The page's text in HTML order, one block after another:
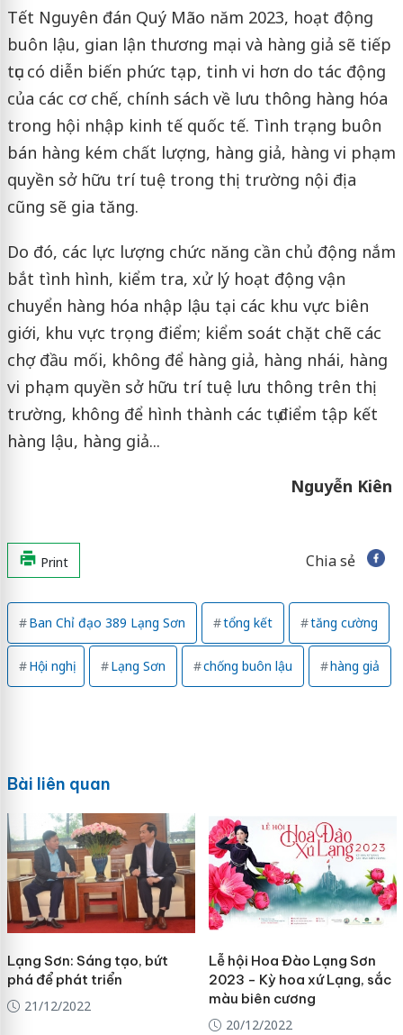
Tết Nguyên đán Quý Mão năm 2023, hoạt động
buôn lậu, gian lận thương mại và hàng giả sẽ tiếp
tục có diễn biến phức tạp, tinh vi hơn do tác động
của các cơ chế, chính sách về lưu thông hàng hóa
trong hội nhập kinh tế quốc tế. Tình trạng buôn
bán hàng kém chất lượng, hàng giả, hàng vi phạm
quyền sở hữu trí tuệ trong thị trường nội địa
cũng sẽ gia tăng.
Do đó, các lực lượng chức năng cần chủ động nắm
bắt tình hình, kiểm tra, xử lý hoạt động vận
chuyển hàng hóa nhập lậu tại các khu vực biên
giới, khu vực trọng điểm; kiểm soát chặt chẽ các
chợ đầu mối, không để hàng giả, hàng nhái, hàng
vi phạm quyền sở hữu trí tuệ lưu thông trên thị
trường, không để hình thành các tụ điểm tập kết
hàng lậu, hàng giả...
Nguyễn Kiên
Print Chia sẻ
Ban Chỉ đạo 389 Lạng Sơn tổng kết tăng cường
Hội nghị Lạng Sơn chống buôn lậu hàng giả
Bài liên quan
Lạng Sơn: Sáng tạo, bứt
phá để phát triển
21/12/2022
Lễ hội Hoa Đào Lạng Sơn
2023 - Kỳ hoa xứ Lạng, sắc
màu biên cương
20/12/2022